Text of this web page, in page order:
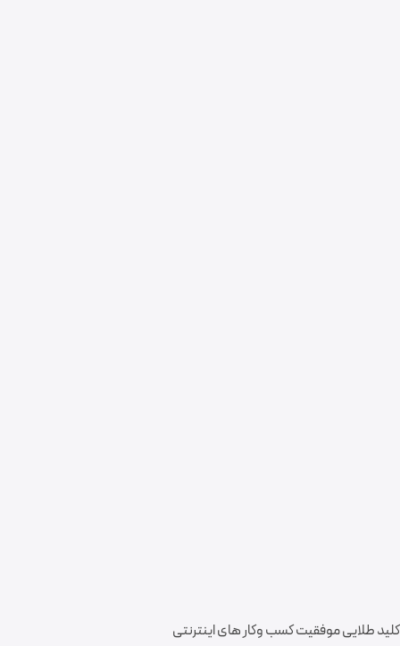
کلید طلایی موفقیت کسب وکار های اینترنتی